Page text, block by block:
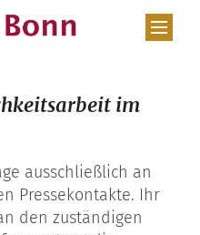
im
ausschließlich an
Pressekontakte. Ihr
den zuständigen